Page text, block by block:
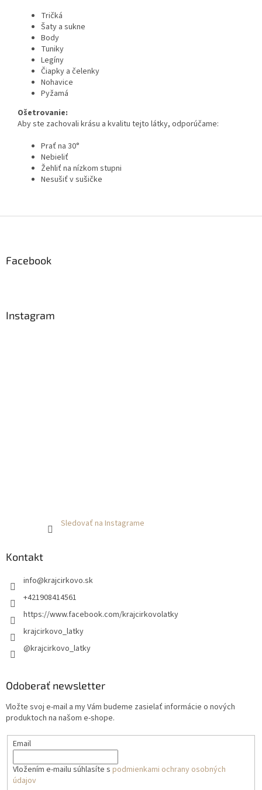
Tričká
Šaty a sukne
Body
Tuniky
Legíny
Čiapky a čelenky
Nohavice
Pyžamá
Ošetrovanie:
Aby ste zachovali krásu a kvalitu tejto látky, odporúčame:
Prať na 30°
Nebieliť
Žehliť na nízkom stupni
Nesušiť v sušičke
Facebook
Instagram
Sledovať na Instagrame
Kontakt
info@krajcirkovo.sk
+421908414561
https://www.facebook.com/krajcirkovolatky
krajcirkovo_latky
@krajcirkovo_latky
Odoberať newsletter
Vložte svoj e-mail a my Vám budeme zasielať informácie o nových
produktoch na našom e-shope.
Email
Vložením e-mailu súhlasíte s podmienkami ochrany osobných
údajov